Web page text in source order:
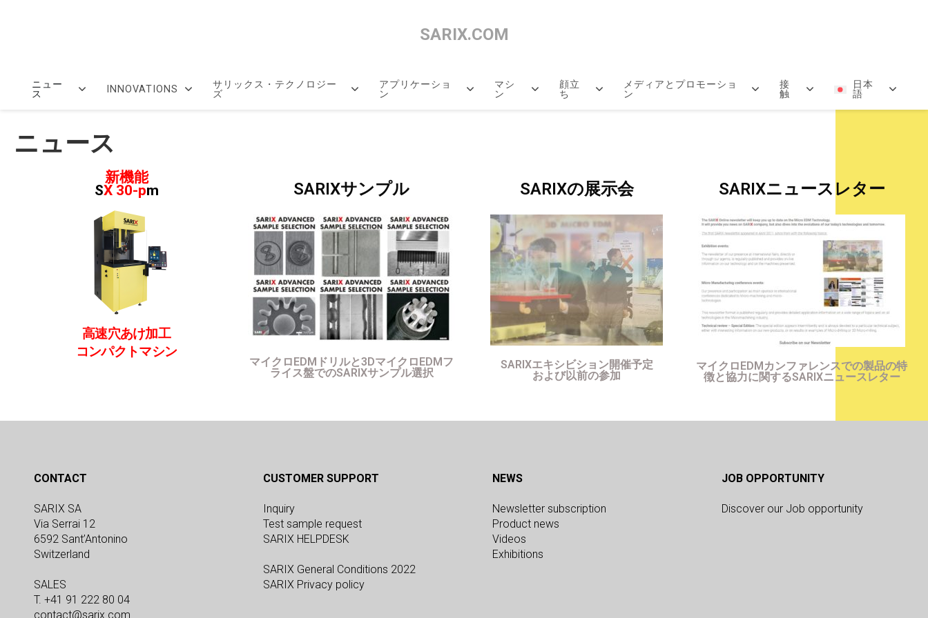
SARIX.COM
Micro
ニュー
ス
INNOVATIONS
サリックス・テクノロジー
ズ
アプリケーショ
ン
マシ
ン
顔立
ち
メディアとプロモーショ
ン
接
触
日本
語
ニュース
新機能
SX 30-pm
高速穴あけ加工
コンパクトマシン
SARIXサンプル
マイクロEDMドリルと3DマイクロEDMフ
ライス盤でのSARIXサンプル選択
SARIXの展示会
SARIXエキシビション開催予定
および以前の参加
SARIXニュースレター
マイクロEDMカンファレンスでの製品の特
徴と協力に関するSARIXニュースレター
CONTACT
SARIX SA
Via Serrai 12
6592 Sant’Antonino
Switzerland
SALES
T. +41 91 222 80 04
contact@sarix.com
CUSTOMER SUPPORT
Inquiry
Test sample request
SARIX HELPDESK
SARIX General Conditions 2022
SARIX Privacy policy
NEWS
Newsletter subscription
Product news
Videos
Exhibitions
JOB OPPORTUNITY
Discover our Job opportunity